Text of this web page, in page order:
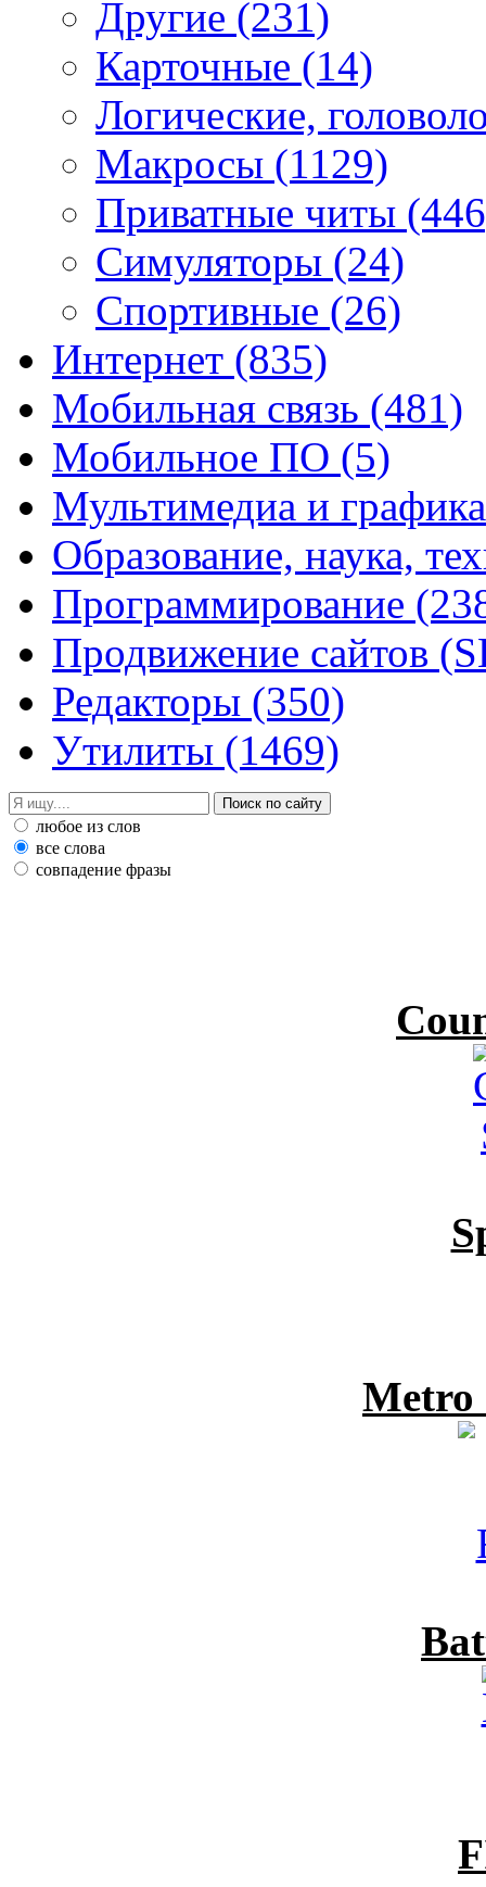
Другие (231)
Карточные (14)
Логические,
Макросы (1129)
Приватные читы
Симуляторы (24)
Спортивные (26)
Интернет (835)
Мобильная связь (481)
Мобильное ПО (5)
Мультимедиа и
Образование, наука,
Программирование
Продвижение сайтов
Редакторы (350)
Утилиты (1469)
любое из слов
все слова
совпадение фразы
Metro